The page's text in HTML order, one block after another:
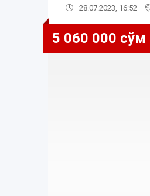
28.07.2023, 16:52
5 060 000 сўм